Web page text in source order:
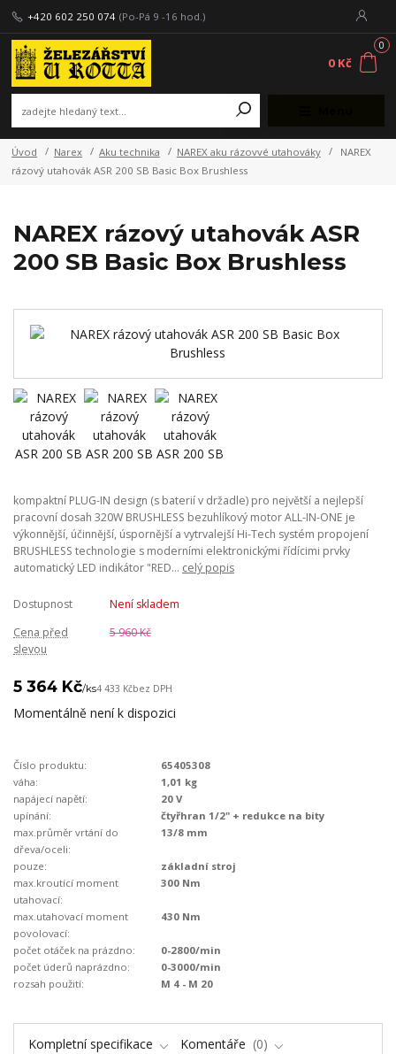
+420 602 250 074 (Po-Pá 9 -16 hod.)
0
0 Kč
Úvod Narex Aku technika NAREX aku rázovvé utahováky
NAREX
rázový utahovák ASR 200 SB Basic Box Brushless
NAREX rázový utahovák ASR
200 SB Basic Box Brushless
kompaktní PLUG-IN design (s baterií v držadle) pro největší a nejlepší
pracovní dosah 320W BRUSHLESS bezuhlíkový motor ALL-IN-ONE je
výkonnější, účinnější, úspornější a vytrvalejší Hi-Tech systém propojení
BRUSHLESS technologie s moderními elektronickými řídícimi prvky
automatický LED indikátor "RED... celý popis
Dostupnost
Není skladem
Cena před
slevou
5 960 Kč
5 364 Kč/ks4 433 Kčbez DPH
Momentálně není k dispozici
Číslo produktu:
65405308
váha:
1,01 kg
napájecí napětí:
20 V
upínání:
čtyřhran 1/2" + redukce na bity
max.průměr vrtání do
dřeva/oceli:
13/8 mm
pouze:
základní stroj
max.kroutící moment
utahovací:
300 Nm
max.utahovací moment
povolovací:
430 Nm
počet otáček na prázdno:
0-2800/min
počet úderů naprázdno:
0-3000/min
rozsah použití:
M 4 - M 20
Kompletní specifikace Komentáře 0